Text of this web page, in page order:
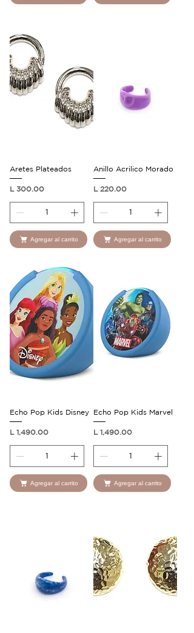
Aretes Plateados
Precio
L 300.00
Agregar al carrito
Anillo Acrilico Morado
Precio
L 220.00
Agregar al carrito
Echo Pop Kids Disney
Precio
L 1,490.00
Agregar al carrito
Echo Pop Kids Marvel
Precio
L 1,490.00
Agregar al carrito